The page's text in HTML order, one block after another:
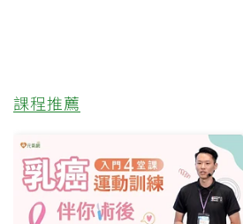
課程推薦